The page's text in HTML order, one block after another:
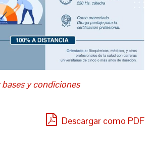
y condiciones
Descargar como PDF